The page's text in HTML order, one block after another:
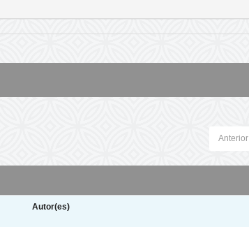
Anterior
Autor(es)